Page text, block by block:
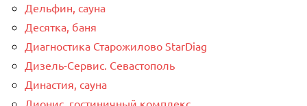
Дельфин, сауна
Десятка, баня
Диагностика Старожилово StarDiag
Дизель-Сервис. Севастополь
Династия, сауна